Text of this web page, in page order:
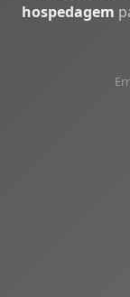
hospedagem